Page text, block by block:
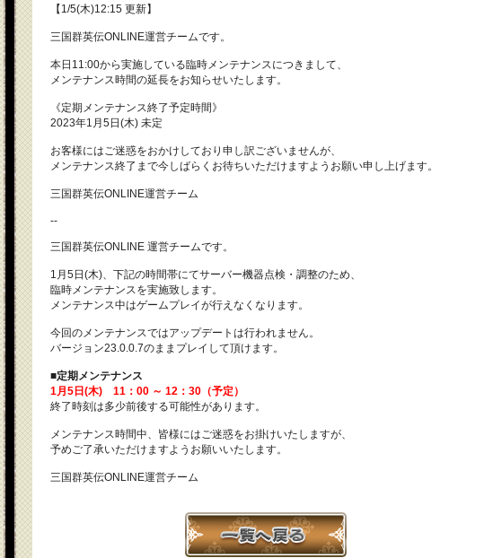
【1/5(木)12:15 更新】
三国群英伝ONLINE運営チームです。
本日11:00から実施している臨時メンテナンスにつきまして、
メンテナンス時間の延長をお知らせいたします。
《定期メンテナンス終了予定時間》
2023年1月5日(木) 未定
お客様にはご迷惑をおかけしており申し訳ございませんが、
メンテナンス終了まで今しばらくお待ちいただけますようお願い申し上げます。
三国群英伝ONLINE運営チーム
--
三国群英伝ONLINE 運営チームです。
1月5日(木)、下記の時間帯にてサーバー機器点検・調整のため、
臨時メンテナンスを実施致します。
メンテナンス中はゲームプレイが行えなくなります。
今回のメンテナンスではアップデートは行われません。
バージョン23.0.0.7のままプレイして頂けます。
■定期メンテナンス
1月5日(木) 11：00 ～ 12：30（予定）
終了時刻は多少前後する可能性があります。
メンテナンス時間中、皆様にはご迷惑をお掛けいたしますが、
予めご了承いただけますようお願いいたします。
三国群英伝ONLINE運営チーム